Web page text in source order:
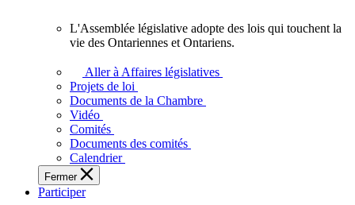
l'Ontario.
L'Assemblée
adopte
touchent
des
Ontariennes
et
L'Assemblée législative adopte des lois qui touchent la
vie des Ontariennes et Ontariens.
Aller à Affaires législatives
Projets de loi
Documents de la Chambre
Vidéo
Comités
Documents des comités
Calendrier
Fermer
Participer